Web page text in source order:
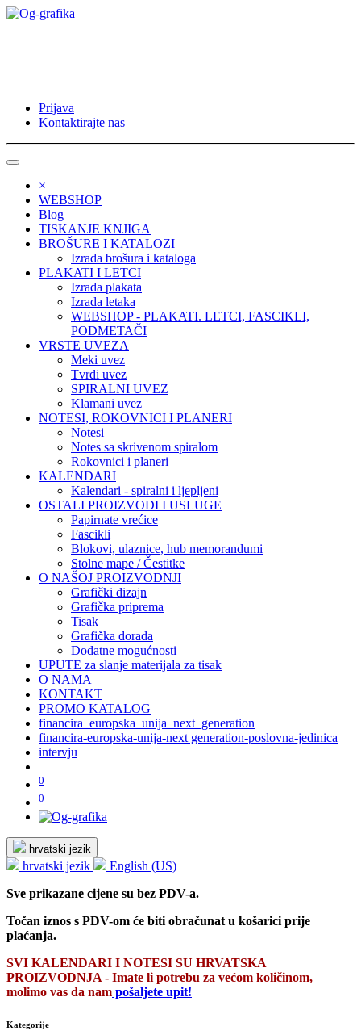
Prijava
Kontaktirajte nas
×
WEBSHOP
Blog
TISKANJE KNJIGA
BROŠURE I KATALOZI
Izrada brošura i kataloga
PLAKATI I LETCI
Izrada plakata
Izrada letaka
WEBSHOP - PLAKATI. LETCI, FASCIKLI,
PODMETAČI
VRSTE UVEZA
Meki uvez
Tvrdi uvez
SPIRALNI UVEZ
Klamani uvez
NOTESI, ROKOVNICI I PLANERI
Notesi
Notes sa skrivenom spiralom
Rokovnici i planeri
KALENDARI
Kalendari - spiralni i ljepljeni
OSTALI PROIZVODI I USLUGE
Papirnate vrećice
Fascikli
Blokovi, ulaznice, hub memorandumi
Stolne mape / Čestitke
O NAŠOJ PROIZVODNJI
Grafički dizajn
Grafička priprema
Tisak
Grafička dorada
Dodatne mogućnosti
UPUTE za slanje materijala za tisak
O NAMA
KONTAKT
PROMO KATALOG
financira_europska_unija_next_generation
financira-europska-unija-next generation-poslovna-jedinica
intervju
0
0
hrvatski jezik
hrvatski jezik
English (US)
Sve prikazane cijene su bez PDV-a.
Točan iznos s PDV-om će biti obračunat u košarici prije
plaćanja.
SVI KALENDARI I NOTESI SU HRVATSKA
PROIZVODNJA - Imate li potrebu za većom količinom,
molimo vas da nam pošaljete upit!
Kategorije